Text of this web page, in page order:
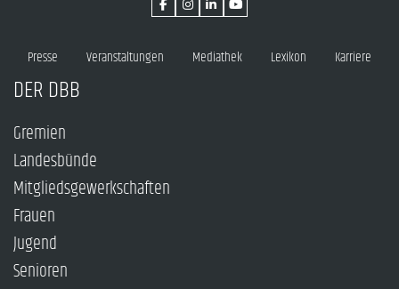
Presse Veranstaltungen Mediathek Lexikon Karriere
DER DBB
Gremien
Landesbünde
Mitgliedsgewerkschaften
Frauen
Jugend
Senioren